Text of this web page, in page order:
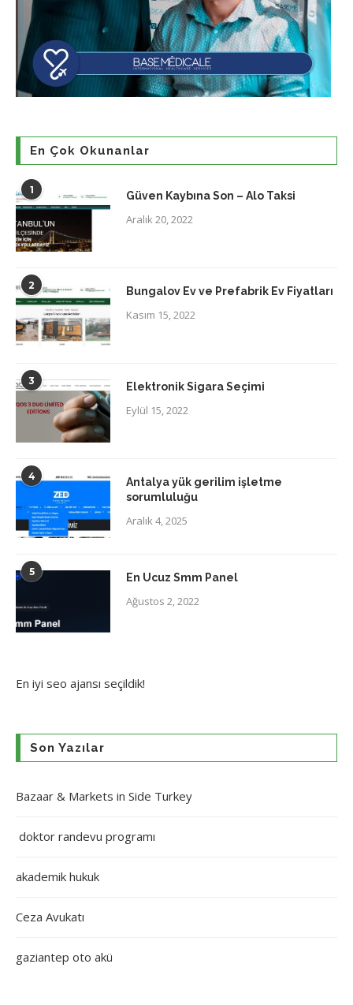
En Çok Okunanlar
1 Güven Kaybına Son – Alo Taksi
Aralık 20, 2022
2 Bungalov Ev ve Prefabrik Ev Fiyatları
Kasım 15, 2022
3 Elektronik Sigara Seçimi
Eylül 15, 2022
4
Antalya yük gerilim işletme
sorumluluğu
Aralık 4, 2025
5 En Ucuz Smm Panel
Ağustos 2, 2022
En iyi seo ajansı seçildik!
Son Yazılar
Bazaar & Markets in Side Turkey
doktor randevu programı
akademik hukuk
Ceza Avukatı
gaziantep oto akü